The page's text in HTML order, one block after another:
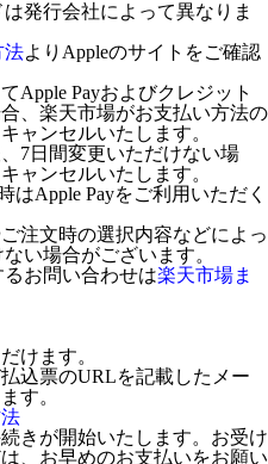
発行会社によって異なりま
法よりAppleのサイトをご確認
Apple Payおよびクレジット
、楽天市場がお支払い方法の
ャンセルいたします。
7日間変更いただけない場
ャンセルいたします。
はApple Payをご利用いただく
注文時の選択内容などによっ
い場合がございます。
お問い合わせは楽天市場ま
けます。
込票のURLを記載したメー
す。
きが開始いたします。お受け
、お早めのお支払いをお願い